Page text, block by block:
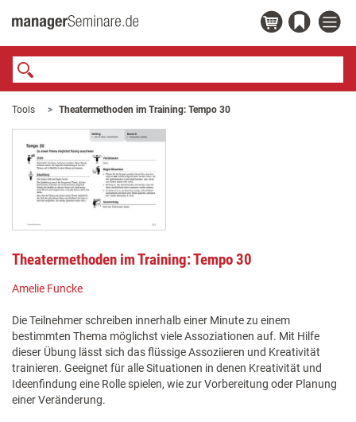
Tools Theatermethoden im Training: Tempo 30
Theatermethoden im Training: Tempo 30
Amelie Funcke
Die Teilnehmer schreiben innerhalb einer Minute zu einem
bestimmten Thema möglichst viele Assoziationen auf. Mit Hilfe
dieser Übung lässt sich das flüssige Assoziieren und Kreativität
trainieren. Geeignet für alle Situationen in denen Kreativität und
Ideenfindung eine Rolle spielen, wie zur Vorbereitung oder Planung
einer Veränderung.